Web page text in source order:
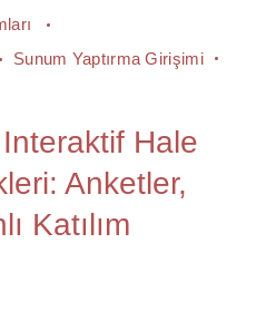
Sunum Yaptırma Girişimi
Interaktif Hale
Anketler,
Katılım